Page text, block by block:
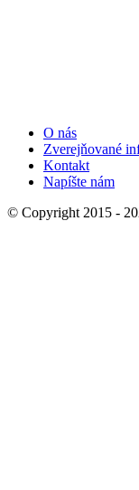
O nás
Zverejňované
Kontakt
Napíšte nám
© Copyright 2015 -